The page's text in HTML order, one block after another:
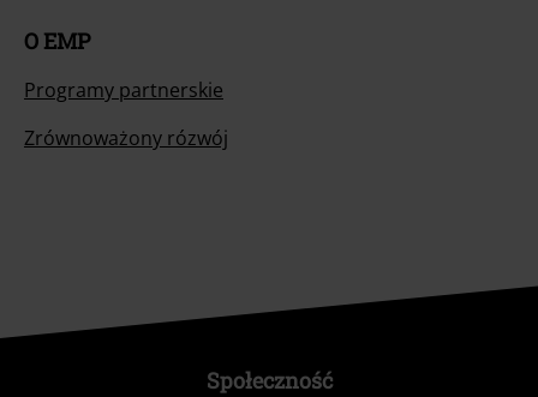
O EMP
Programy partnerskie
Zrównoważony rózwój
Społeczność